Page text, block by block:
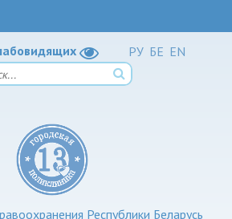
РУ БЕ EN
Республики Беларусь